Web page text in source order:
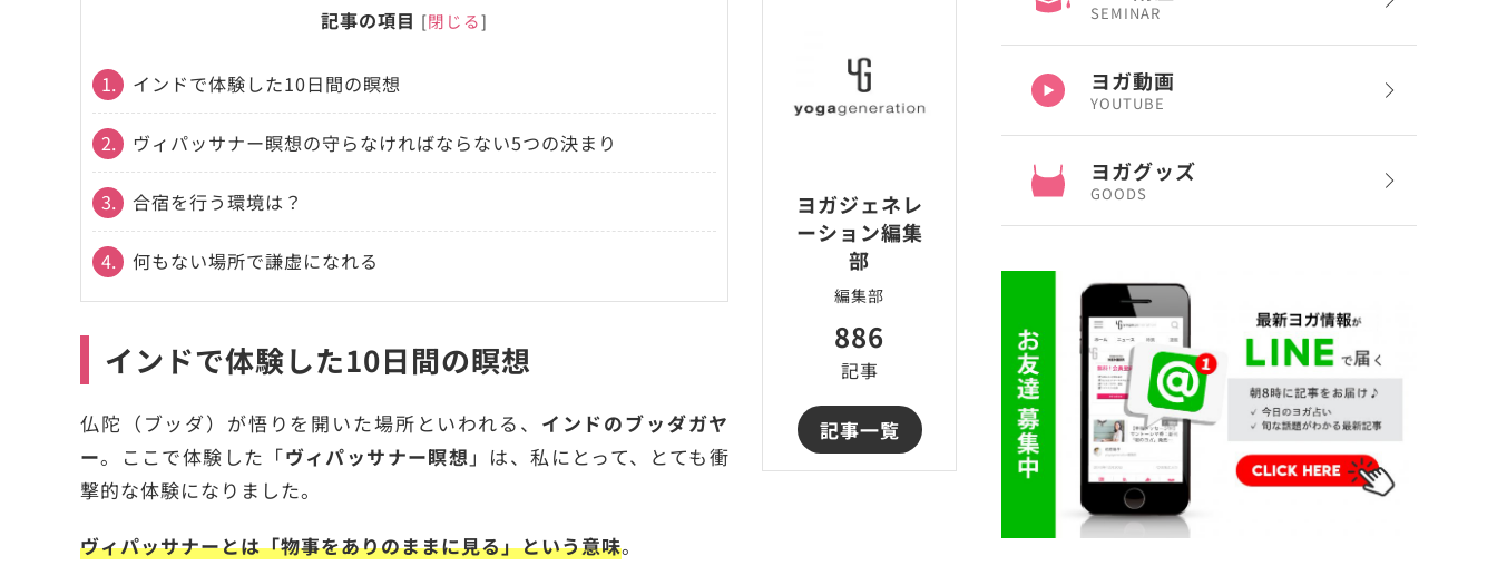
記事の項目 [閉じる]
1. インドで体験した10日間の瞑想
2. ヴィパッサナー瞑想の守らなければならない5つの決まり
3. 合宿を行う環境は？
4. 何もない場所で謙虚になれる
インドで体験した10日間の瞑想
仏陀（ブッダ）が悟りを開いた場所といわれる、 インドのブッダガヤ
ー。ここで体験した「ヴィパッサナー瞑想 」は、私にとって、とても衝
撃的な体験になりました。
ヴィパッサナーとは「物事をありのままに見る」という意味。
ヨガジェネレ
ーション編集
部
編集部
886
記事
記事一覧
SEMINAR
ヨガ動画
YOUTUBE
ヨガグッズ
GOODS